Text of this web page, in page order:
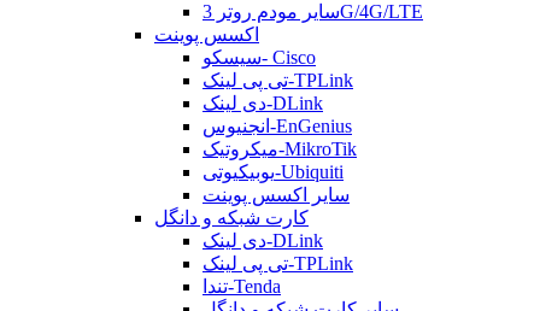
سایر مودم روتر 3G/4G/LTE
اکسس پوینت
سیسکو- Cisco
تی پی لینک-TPLink
دی لینک-DLink
انجنیوس-EnGenius
میکروتیک-MikroTik
یوبیکیوتی-Ubiquiti
سایر اکسس پوینت
کارت شبکه و دانگل
دی لینک-DLink
تی پی لینک-TPLink
تندا-Tenda